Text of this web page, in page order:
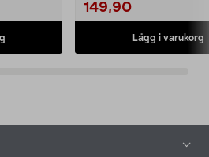
149,90
Lägg i varukorg